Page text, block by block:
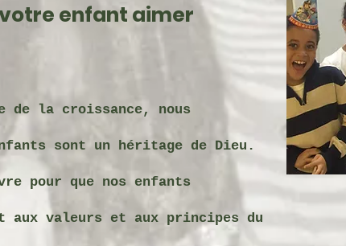
enfant aimer
de la croissance, nous
sont un héritage de Dieu.
pour que nos enfants
aux valeurs et aux principes du